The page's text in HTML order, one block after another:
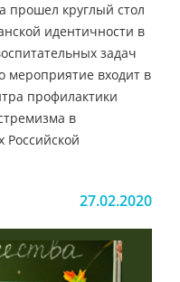
прошел круглый стол
идентичности в
задач
мероприятие входит в
профилактики
в
Российской
27.02.2020